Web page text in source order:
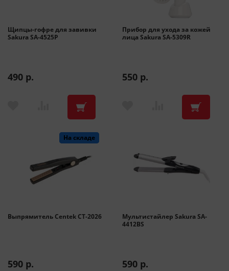
Щипцы-гофре для завивки
Sakura SA-4525P
490 р.
Прибор для ухода за кожей
лица Sakura SA-5309R
550 р.
На складе
На складе
Выпрямитель Centek CT-2026
590 р.
Мультистайлер Sakura SA-
4412BS
590 р.